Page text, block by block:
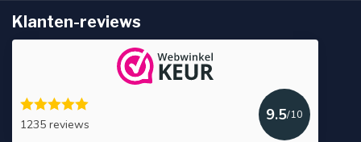
Klanten-reviews
1235 reviews
9.5/10